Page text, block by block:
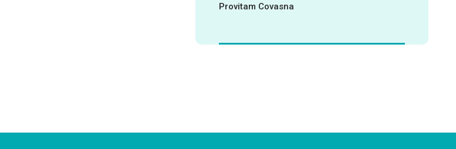
Provitam Covasna